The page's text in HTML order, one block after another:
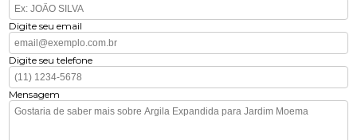
Digite seu email
Digite seu telefone
Mensagem